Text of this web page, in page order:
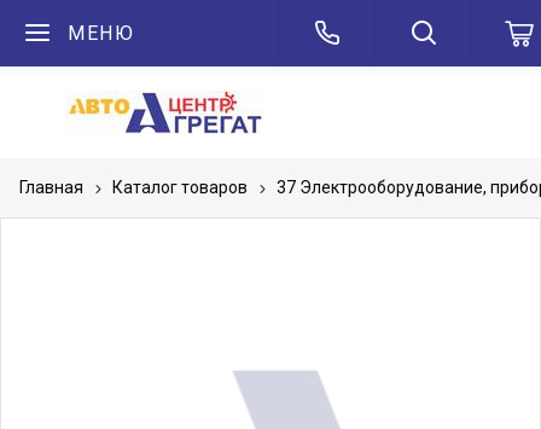
МЕНЮ
Главная Каталог товаров 37 Электрооборудование,